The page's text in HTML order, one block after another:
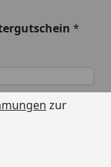
*
zur